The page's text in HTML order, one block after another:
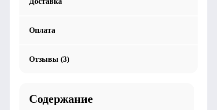
Оплата
Отзывы (3)
Содержание